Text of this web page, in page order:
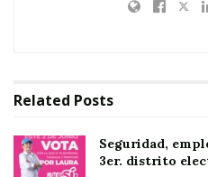
Banderas, Santa María
Durante la
ceremonia
además se
Related Posts
Seguridad,
3er. distrito